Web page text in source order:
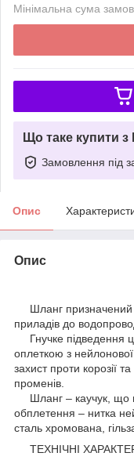
Мінімальна сума
Що таке купити
Замовлення під
Опис
Опис
Шланг призначений
приладів до
Гнучке підведення
оплеткою з
захист проти корозії
променів.
Шланг – каучук, що
обплетення – нитка
сталь хромована,
ТЕХНІЧНІ